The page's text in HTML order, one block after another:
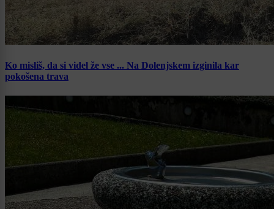
Ko misliš, da si videl že vse ... Na Dolenjskem izginila kar
pokošena trava